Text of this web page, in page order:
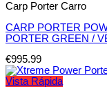
Carp Porter Carro
CARP PORTER
PORTER GREEN /
€995.99
Vista Rápida